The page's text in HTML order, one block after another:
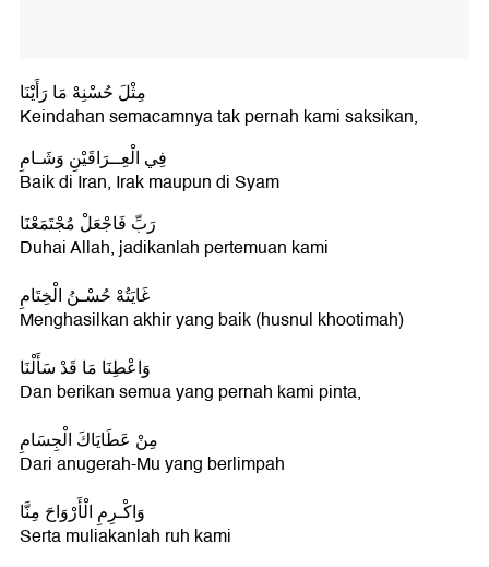
مِثْلَ حُسْنِهْ مَا رَأَيْنَا
Keindahan semacamnya tak pernah kami saksikan,
فِي الْعِــرَاقَيْنِ وَشَـامِ
Baik di Iran, Irak maupun di Syam
رَبِّ فَاجْعَلْ مُجْتَمَعْنَا
Duhai Allah, jadikanlah pertemuan kami
غَايَتُهْ حُسْـنُ الْخِتَامِ
Menghasilkan akhir yang baik (husnul khootimah)
وَاعْطِنَا مَا قَدْ سَأَلْنَا
Dan berikan semua yang pernah kami pinta,
مِنْ عَطَايَاكَ الْجِسَامِ
Dari anugerah-Mu yang berlimpah
وَاكْـرِمِ الْأَرْوَاحَ مِنَّا
Serta muliakanlah ruh kami